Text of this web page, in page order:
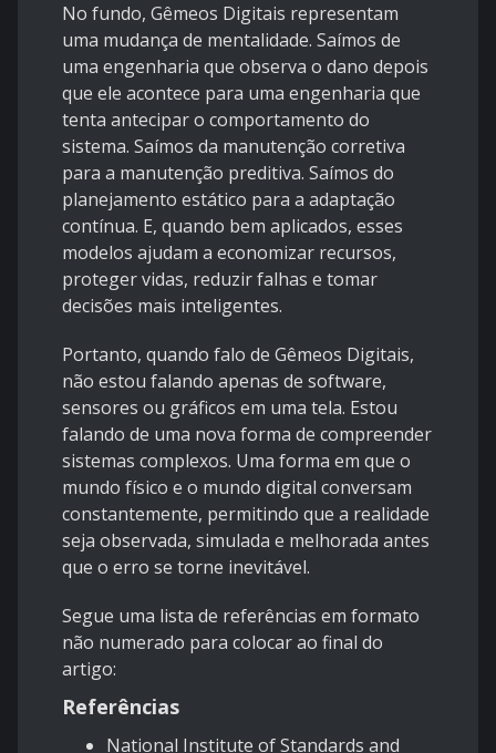
No fundo, Gêmeos Digitais representam
uma mudança de mentalidade. Saímos de
uma engenharia que observa o dano depois
que ele acontece para uma engenharia que
tenta antecipar o comportamento do
sistema. Saímos da manutenção corretiva
para a manutenção preditiva. Saímos do
planejamento estático para a adaptação
contínua. E, quando bem aplicados, esses
modelos ajudam a economizar recursos,
proteger vidas, reduzir falhas e tomar
decisões mais inteligentes.
Portanto, quando falo de Gêmeos Digitais,
não estou falando apenas de software,
sensores ou gráficos em uma tela. Estou
falando de uma nova forma de compreender
sistemas complexos. Uma forma em que o
mundo físico e o mundo digital conversam
constantemente, permitindo que a realidade
seja observada, simulada e melhorada antes
que o erro se torne inevitável.
Segue uma lista de referências em formato
não numerado para colocar ao final do
artigo:
Referências
National Institute of Standards and